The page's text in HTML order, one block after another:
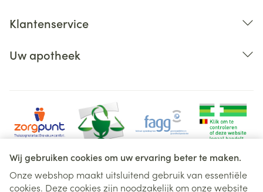
Wij gebruiken cookies om uw ervaring beter te maken.
Onze webshop maakt uitsluitend gebruik van essentiële
cookies. Deze cookies zijn noodzakelijk om onze website
Klantenservice
Uw apotheek